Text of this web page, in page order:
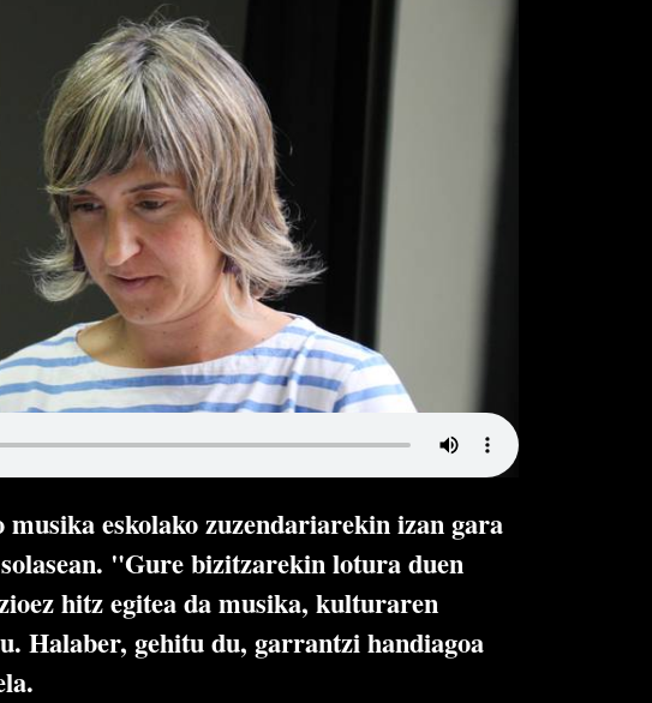
eskolako zuzendariarekin izan gara
"Gure bizitzarekin lotura duen
hitz egitea da musika, kulturaren
Halaber, gehitu du, garrantzi handiagoa